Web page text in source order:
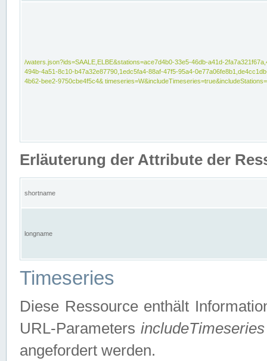
/waters.json?ids=SAALE,ELBE&stations=ace7d4b0-33e5-46db-a41d-
494b-4a51-8c10-b47a32e87790,1edc5fa4-88af-47f5-95a4-
4b62-bee2-9750cbe4f5c4&
Erläuterung der Attribute der
shortname
longname
Timeseries
Diese Ressource enthält
URL-ParametersincludeTimeseries
angefordert werden.